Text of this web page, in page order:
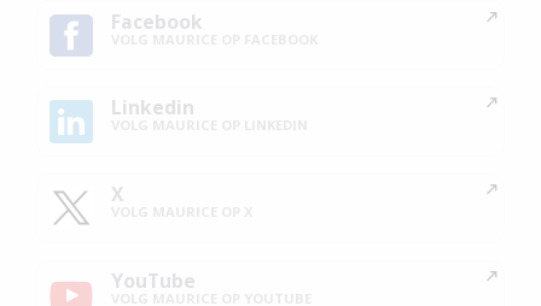
Facebook
Linkedin
X
YouTube